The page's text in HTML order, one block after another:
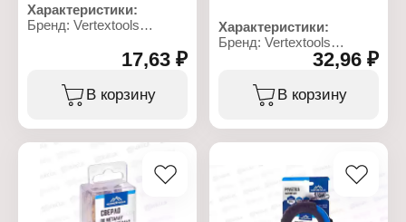
Характеристики:
Бренд: Vertextools
Тип товара: Маркер
строительный
Цвет чернил: черный
двусторонний
спиртовая основа
Толщина линии письма: 1
мм, 0,4 мм
17,63 ₽
В корзину
Характеристики:
Бренд: Vertextools
Артикул: 666-04,2
Тип товара: Сверло
Назначение: по металлу
Диаметр: 4,2 мм
хвостовик
Угол заточки: 118
32,96 ₽
В корзину